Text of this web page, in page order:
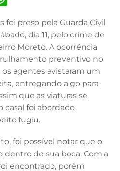
at
s
A
p
p
foi preso pela Guarda Civil
dia 11, pelo crime de
Moreto. A ocorrência
preventivo no
agentes avistaram um
entregando algo para
que as viaturas se
casal foi abordado
fugiu.
foi possível notar que o
de sua boca. Com a
encontrado, porém